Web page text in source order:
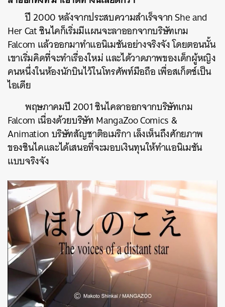
ปี 2000 หลังจากประสบความสำเร็จจาก She and
Her Cat ชินไคก็เริ่มมีแผนจะลาออกจากบริษัทเกม
Falcom แล้วออกมาทำแอนิเมชันอย่างจริงจัง โดยตอนนั้น
เขาเริ่มคิดที่จะทำเรื่องใหม่ และได้วาดภาพของเด็กผู้หญิง
คนหนึ่งในห้องนักบินไว้ในโทรศัพท์มือถือ เพื่อสเก็ตช์เป็น
ไอเดีย
พฤษภาคมปี 2001 ชินไคลาออกจากบริษัทเกม
Falcom เนื่องด้วยบริษัท MangaZoo Comics &
Animation บริษัทสัญชาติอเมริกา เล็งเห็นถึงศักยภาพ
ของชินไคและได้เสนอที่จะมอบเงินทุนให้ทำแอนิเมชัน
แบบจริงจัง